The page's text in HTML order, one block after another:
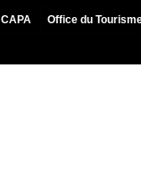
CAPA Office du